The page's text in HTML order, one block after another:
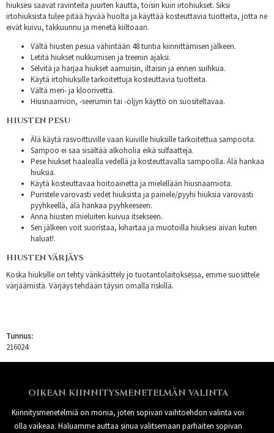
hiuksesi saavat ravinteita juurten kautta, toisin kuin irtohiukset. Siksi
irtohiuksista tulee pitää hyvää huolta ja käyttää kosteuttavia tuotteita, jotta ne
eivät kuivu, takkuunnu ja menetä kiiltoaan.
Vältä hiusten pesua vähintään 48 tuntia kiinnittämisen jälkeen.
Letitä hiukset nukkumisen ja treenin ajaksi.
Selvitä ja harjaa hiukset aamuisin, iltaisin ja ennen suihkua.
Käytä irtohiuksille tarkoitettuja kosteuttavia tuotteita.
Vältä meri- ja kloorivettä.
Hiusnaamion, -seerumin tai -öljyn käyttö on suositeltavaa.
HIUSTEN PESU
Älä käytä rasvoittuville vaan kuiville hiuksille tarkoitettua sampoota.
Sampoo ei saa sisältää alkoholia eikä sulfaatteja.
Pese hiukset haalealla vedellä ja kosteuttavalla sampoolla. Älä hankaa
hiuksia.
Käytä kosteuttavaa hoitoainetta ja mielellään hiusnaamiota.
Puristele varovasti vedet hiuksista ja painele/pyyhi hiuksia varovasti
pyyhkeellä, älä hankaa pyyhkeeseen.
Anna hiusten mieluiten kuivua itsekseen.
Sen jälkeen voit suoristaa, kihartaa ja muotoilla hiuksesi aivan kuten
haluat!.
HIUSTEN VÄRJÄYS
Koska hiuksille on tehty värikäsittely jo tuotantolaitoksessa, emme suosittele
värjäämistä. Värjäys tehdään täysin omalla riskillä.
Tunnus:
216024
OIKEAN KIINNITYSMENETELMÄN VALINTA
Kiinnitysmenetelmiä on monia, joten sopivan vaihtoehdon valinta voi
olla vaikeaa. Haluamme auttaa sinua valitsemaan parhaiten sopivan